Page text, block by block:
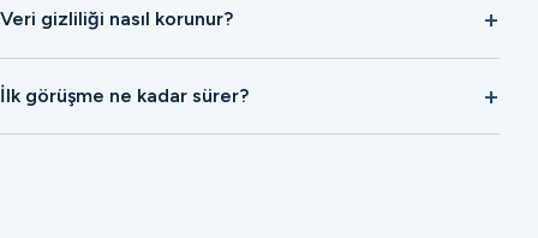
Veri gizliliği nasıl korunur?
İlk görüşme ne kadar sürer?